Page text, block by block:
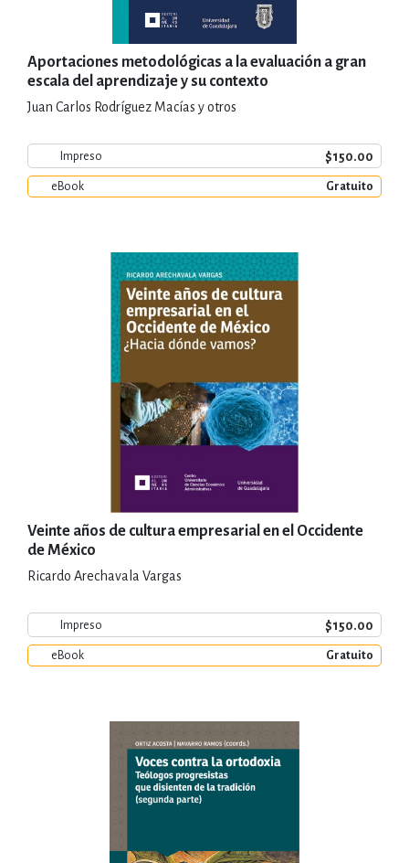
Aportaciones metodológicas a la evaluación a gran
escala del aprendizaje y su contexto
Juan Carlos Rodríguez Macías y otros
Impreso $150.00
eBook Gratuito
Veinte años de cultura empresarial en el Occidente
de México
Ricardo Arechavala Vargas
Impreso $150.00
eBook Gratuito